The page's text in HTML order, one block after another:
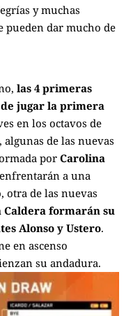
y muchas
pueden dar mucho de
las 4 primeras
de jugar la primera
en los octavos de
de las nuevas
por Carolina
a una
otra de las nuevas
Caldera formarán su
Alonso y Ustero.
en ascenso
su andadura.